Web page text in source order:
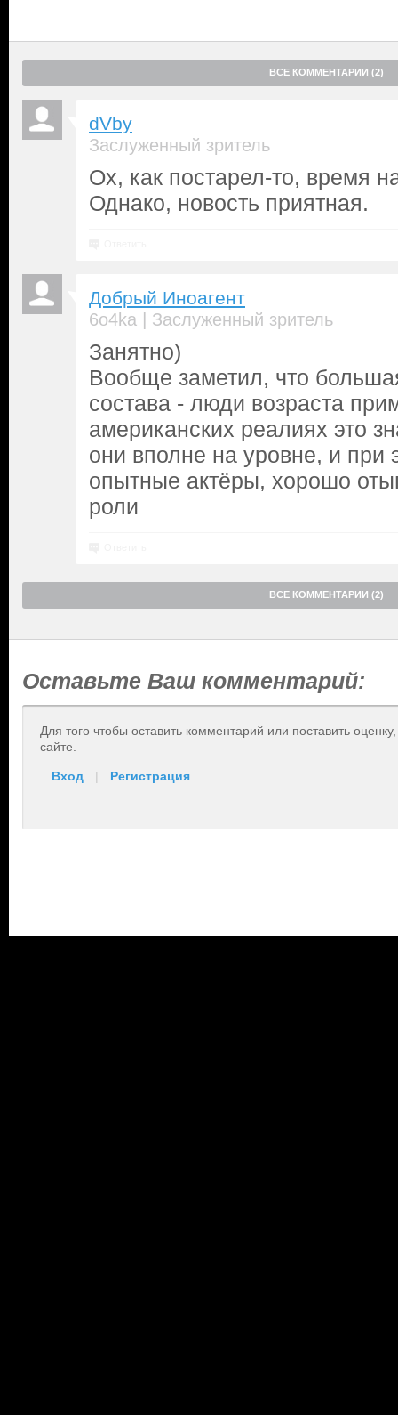
ВСЕ КОММЕНТАРИИ (2)
dVby
Заслуженный зритель
Ох, как постарел-то, время
Однако, новость приятная.
Добрый Иноагент
6o4ka | Заслуженный зритель
Занятно)
Вообще заметил, что
состава - люди возраста
американских реалиях это
они вполне на уровне, и при
опытные актёры, хорошо
роли
ВСЕ КОММЕНТАРИИ (2)
Оставьте Ваш комментарий:
Для того чтобы оставить комментарий или поставить
сайте.
Вход | Регистрация